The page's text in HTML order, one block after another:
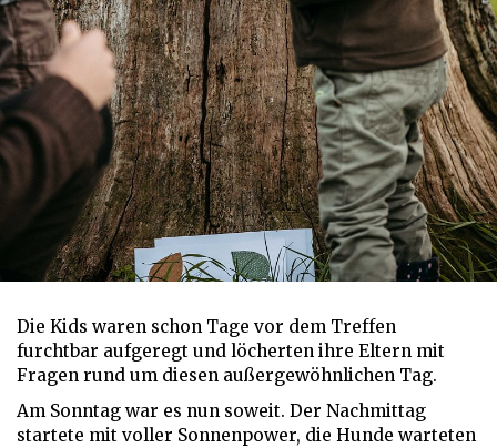
Die Kids waren schon Tage vor dem Treffen
furchtbar aufgeregt und löcherten ihre Eltern mit
Fragen rund um diesen außergewöhnlichen Tag.
Am Sonntag war es nun soweit. Der Nachmittag
startete mit voller Sonnenpower, die Hunde warteten